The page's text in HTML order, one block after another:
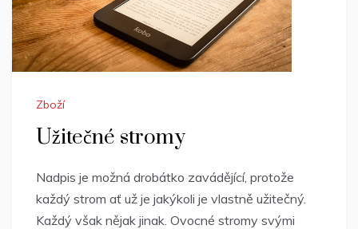
Zboží
Užitečné stromy
Nadpis je možná drobátko zavádějící, protože
každý strom ať už je jakýkoli je vlastně užitečný.
Každý však nějak jinak. Ovocné stromy svými